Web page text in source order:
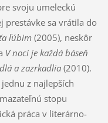
svoju umeleckú
prestávke sa vrátila do
ľúbim(2005), neskôr
V noci je každá báseň
a zazrkadlia(2010).
z najlepších
stopu
práca v literárno-